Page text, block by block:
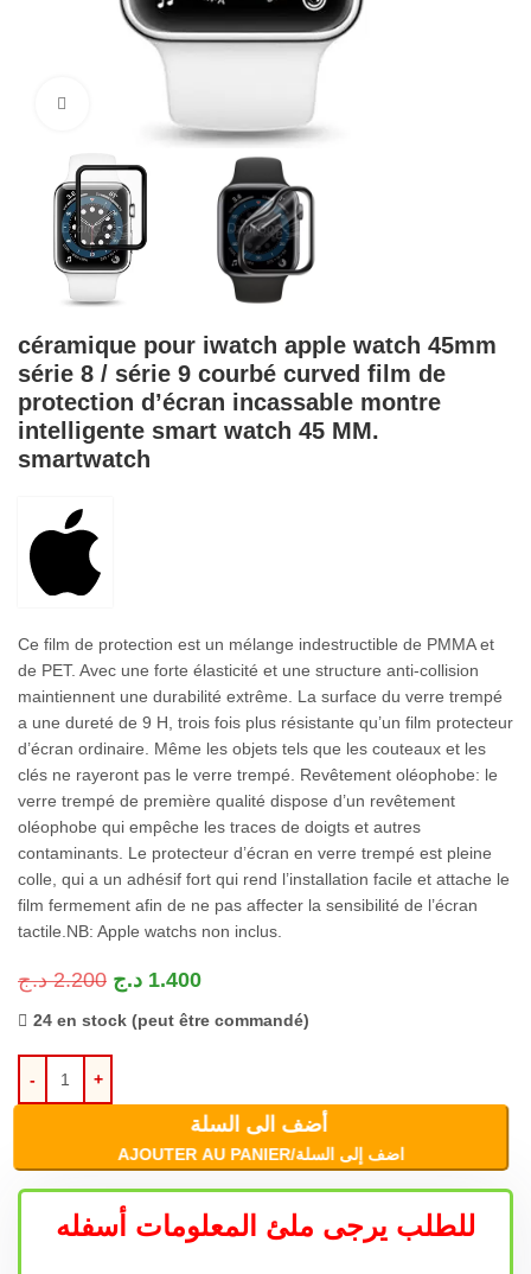
céramique pour iwatch apple watch 45mm
série 8 / série 9 courbé curved film de
protection d’écran incassable montre
intelligente smart watch 45 MM.
smartwatch
Ce film de protection est un mélange indestructible de PMMA et
de PET. Avec une forte élasticité et une structure anti-collision
maintiennent une durabilité extrême. La surface du verre trempé
a une dureté de 9 H, trois fois plus résistante qu’un film protecteur
d’écran ordinaire. Même les objets tels que les couteaux et les
clés ne rayeront pas le verre trempé. Revêtement oléophobe: le
verre trempé de première qualité dispose d’un revêtement
oléophobe qui empêche les traces de doigts et autres
contaminants. Le protecteur d’écran en verre trempé est pleine
colle, qui a un adhésif fort qui rend l’installation facile et attache le
film fermement afin de ne pas affecter la sensibilité de l’écran
tactile.NB: Apple watchs non inclus.
2.200 د.ج 1.400 د.ج
24 en stock (peut être commandé)
أضف الى السلة
AJOUTER AU PANIER/اضف إلى السلة
للطلب يرجى ملئ المعلومات أسفله